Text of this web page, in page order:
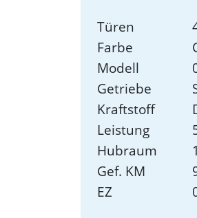
Türen
Farbe
Modell
Getriebe
Kraftstoff
Leistung
Hubraum
Gef. KM
EZ